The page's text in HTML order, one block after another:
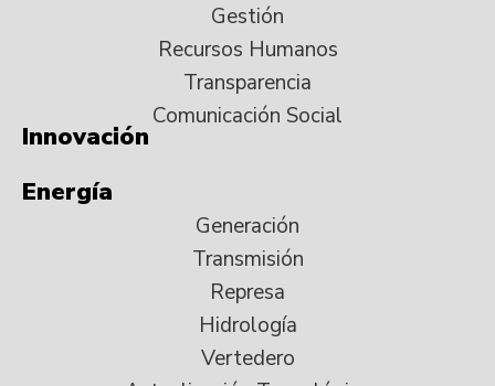
Gestión
Recursos Humanos
Transparencia
Comunicación Social
Innovación
Energía
Generación
Transmisión
Represa
Hidrología
Vertedero